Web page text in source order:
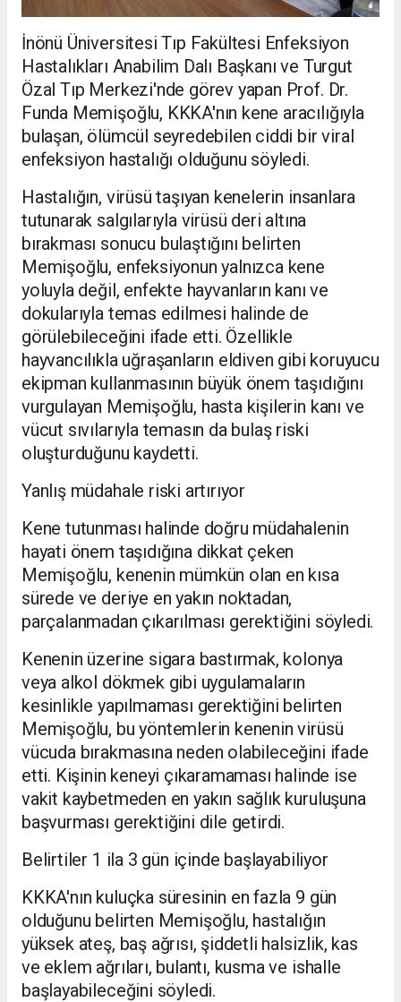
İnönü Üniversitesi Tıp Fakültesi Enfeksiyon
Hastalıkları Anabilim Dalı Başkanı ve Turgut
Özal Tıp Merkezi'nde görev yapan Prof. Dr.
Funda Memişoğlu, KKKA'nın kene aracılığıyla
bulaşan, ölümcül seyredebilen ciddi bir viral
enfeksiyon hastalığı olduğunu söyledi.
Hastalığın, virüsü taşıyan kenelerin insanlara
tutunarak salgılarıyla virüsü deri altına
bırakması sonucu bulaştığını belirten
Memişoğlu, enfeksiyonun yalnızca kene
yoluyla değil, enfekte hayvanların kanı ve
dokularıyla temas edilmesi halinde de
görülebileceğini ifade etti. Özellikle
hayvancılıkla uğraşanların eldiven gibi koruyucu
ekipman kullanmasının büyük önem taşıdığını
vurgulayan Memişoğlu, hasta kişilerin kanı ve
vücut sıvılarıyla temasın da bulaş riski
oluşturduğunu kaydetti.
Yanlış müdahale riski artırıyor
Kene tutunması halinde doğru müdahalenin
hayati önem taşıdığına dikkat çeken
Memişoğlu, kenenin mümkün olan en kısa
sürede ve deriye en yakın noktadan,
parçalanmadan çıkarılması gerektiğini söyledi.
Kenenin üzerine sigara bastırmak, kolonya
veya alkol dökmek gibi uygulamaların
kesinlikle yapılmaması gerektiğini belirten
Memişoğlu, bu yöntemlerin kenenin virüsü
vücuda bırakmasına neden olabileceğini ifade
etti. Kişinin keneyi çıkaramaması halinde ise
vakit kaybetmeden en yakın sağlık kuruluşuna
başvurması gerektiğini dile getirdi.
Belirtiler 1 ila 3 gün içinde başlayabiliyor
KKKA'nın kuluçka süresinin en fazla 9 gün
olduğunu belirten Memişoğlu, hastalığın
yüksek ateş, baş ağrısı, şiddetli halsizlik, kas
ve eklem ağrıları, bulantı, kusma ve ishalle
başlayabileceğini söyledi.